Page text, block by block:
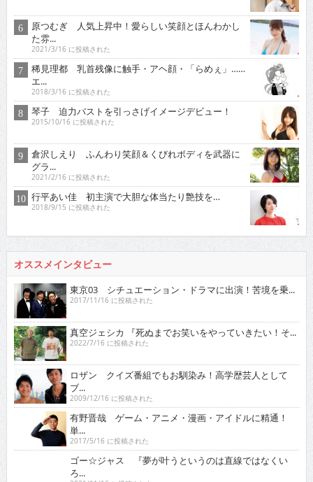
原つむぎ 人気上昇中！愛らしい笑顔とほんわかし
た雰...
2021/3/16 に投稿された
稀見理都 乳首残像に触手・アヘ顔・「らめぇ」……
エ...
2018/3/16 に投稿された
琴子 迫力バストを引っさげイメージデビュー！
2015/10/16 に投稿された
倉沢しえり ふんわり笑顔＆くびれボディを武器に
グラ...
2021/2/16 に投稿された
行平あい佳 初主演で大胆な体当たり艶技を…
2018/9/15 に投稿された
オススメインタビュー
東京03 シチュエーション・ドラマに出演！苦境を乗...
2017/11/16 に投稿された
真空ジェシカ 『死ぬまでお笑いをやっていきたい！そ...
2022/7/16 に投稿された
ロザン クイズ番組でもお馴染み！高学歴芸人として
ブ...
2009/12/16 に投稿された
有野晋哉 ゲーム・アニメ・漫画・アイドルに精通！
単...
2017/5/16 に投稿された
ゴー☆ジャス 『夢が叶うというのは直線ではなくい
ろ...